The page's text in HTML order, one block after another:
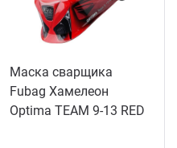
Маска сварщика
Fubag Хамелеон
Optima TEAM 9-13 RED